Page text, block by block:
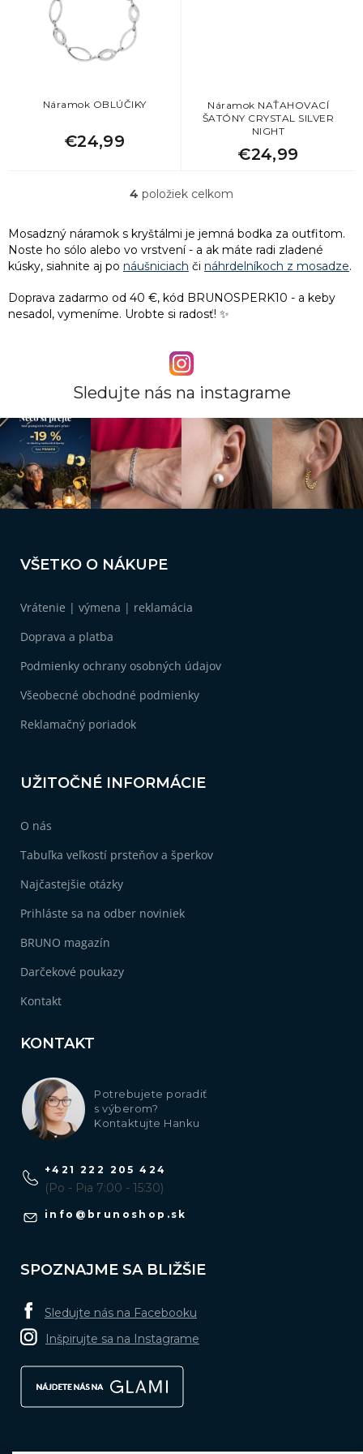
Náramok OBLÚČIKY
€24,99
Náramok NAŤAHOVACÍ
ŠATÓNY CRYSTAL SILVER
NIGHT
€24,99
O
l
á
d
a
c
i
e
r
v
k
y
v
ý
p
i
s
u
4 položiek celkom
Mosadzný náramok s kryštálmi je jemná bodka za outfitom.
Noste ho sólo alebo vo vrstvení - a ak máte radi zladené
kúsky, siahnite aj po náušniciach či náhrdelníkoch z mosadze.
Doprava zadarmo od 40 €, kód BRUNOSPERK10 - a keby
nesadol, vymeníme. Urobte si radosť! ✨
Sledujte nás na instagrame
VŠETKO O NÁKUPE
Vrátenie | výmena | reklamácia
Doprava a platba
Podmienky ochrany osobných údajov
Všeobecné obchodné podmienky
Reklamačný poriadok
UŽITOČNÉ INFORMÁCIE
O nás
Tabuľka veľkostí prsteňov a šperkov
Najčastejšie otázky
Prihláste sa na odber noviniek
BRUNO magazín
Darčekové poukazy
Kontakt
KONTAKT
Potrebujete poradiť
s výberom?
Kontaktujte Hanku
info @ brunoshop.sk
+421 222 205 424
(Po - Pia 7:00 - 15:30)
SPOZNAJME SA BLIŽŠIE
Sledujte nás na Facebooku
Inšpirujte sa na Instagrame